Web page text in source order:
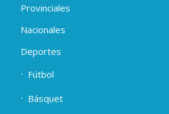
Provinciales
Nacionales
Deportes
Fútbol
Básquet